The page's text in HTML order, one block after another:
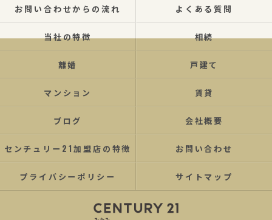
お問い合わせからの流れ よくある質問
当社の特徴 相続
離婚 戸建て
マンション 賃貸
ブログ 会社概要
センチュリー21加盟店の特徴 お問い合わせ
プライバシーポリシー サイトマップ